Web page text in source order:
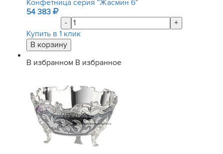
Конфетница серия "Жасмин 6"
54 383
-
+
Купить в 1 клик
В избранном В избранное